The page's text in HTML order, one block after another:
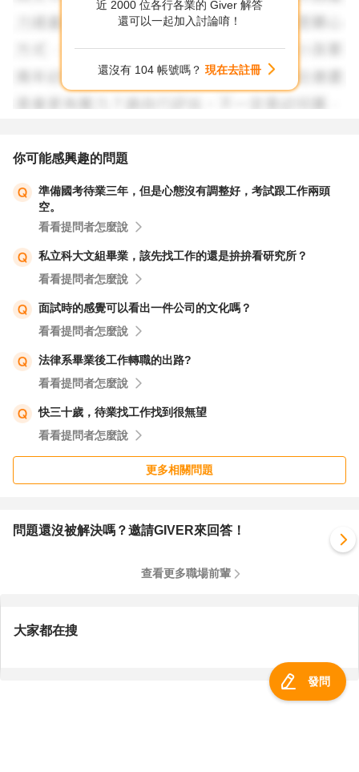
事業單位改組或轉讓時.
資遣員工時,應於員工離職之10日前,將被資遣員工之姓名、
性別、年齡、住址、電話、擔任工作、資遣事由及需否就業
被資遣員工離職之日起3日內為之.」,若逾期通報恐遭裁處
這是很大的一個區塊喔,
再來是無薪假,
息」,是企業因突發性的營運因素而暫時降低人事成本的彈
性作法,雇主可和勞工協議後,透過暫時性減少工時、工資來
渡過難關,但是實際上實施時應「勞資雙方合意」,而且目前
主管機關的要求是「三個月為限」.
2008 年 12 月 12 日由勞委會發布無薪假最新解釋：這份聲
明中有二個重點：
假」.若需減少工時並減少工資必須經由勞資協商,如勞資雙
方達成無薪休假的協議,原約定按月計酬的全時勞工,每月給
付之工資仍不得低於基本工資（新台幣 17,280 元）.
二、雇主每星期至少要給員工一天的有薪休假.意指雇主若
六條的規定,至少需給付一天的薪水.
這也是很大一個區塊喔,
雇主不可以隨意解僱勞工(雇主不可以隨意解除勞動契約),
要求資遣費(雇主也就沒有給的必要) ,另外依法 ,如果勞工自
願離職 ,必須依照預告期的規定提前預告雇主 ,不是想走就可
近 2000 位各行各業的 Giver 解答
還可以一起加入討論唷！
還沒有 104 帳號嗎？ 現在去註冊
你可能感興趣的問題
準備國考待業三年，但是心態沒有調整好，考試跟工作兩頭
空。
看看提問者怎麼說
私立科大文組畢業，該先找工作的還是拚拚看研究所？
看看提問者怎麼說
面試時的感覺可以看出一件公司的文化嗎？
看看提問者怎麼說
法律系畢業後工作轉職的出路?
看看提問者怎麼說
快三十歲，待業找工作找到很無望
看看提問者怎麼說
更多相關問題
問題還沒被解決嗎？邀請GIVER來回答！
查看更多職場前輩
大家都在搜
發問